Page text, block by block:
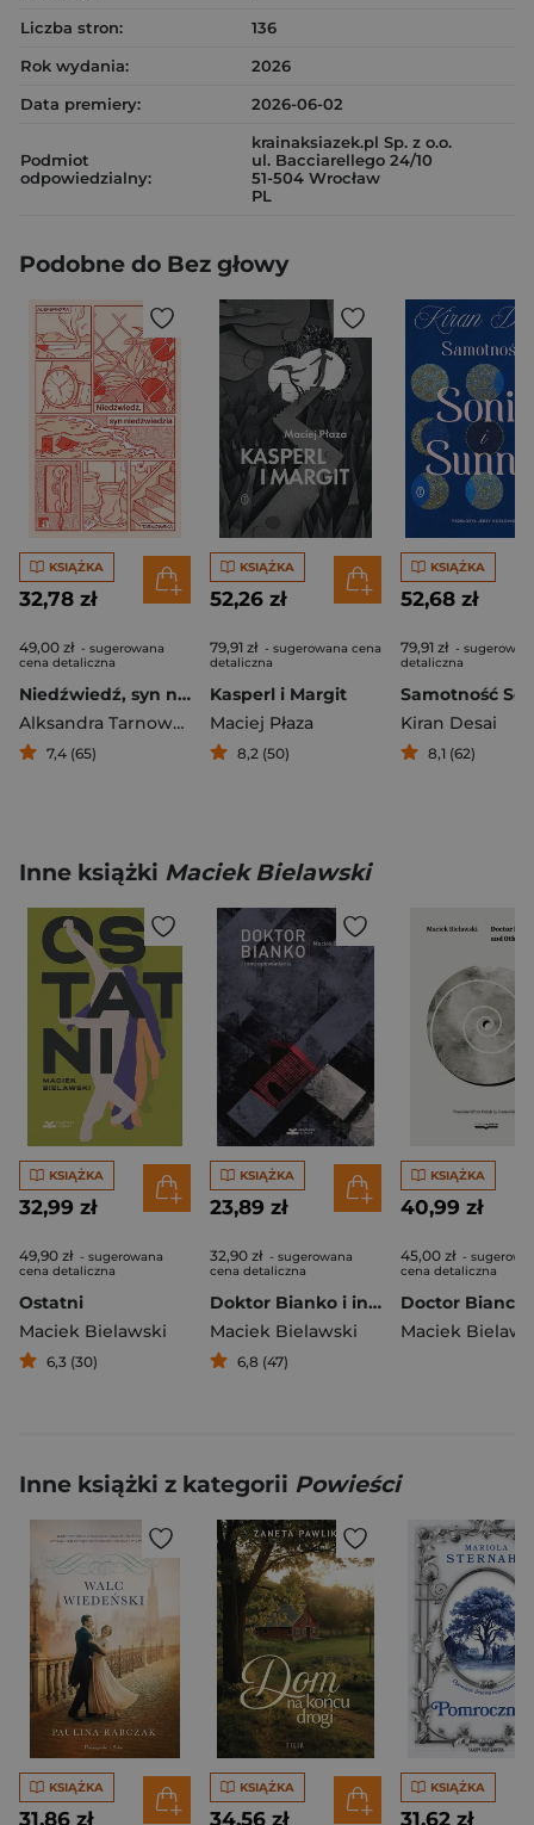
Liczba stron:
136
Rok wydania:
2026
Data premiery:
2026-06-02
Podmiot
odpowiedzialny:
krainaksiazek.pl Sp. z o.o.
ul. Bacciarellego 24/10
51-504 Wrocław
PL
Podobne do Bez głowy
KSIĄŻKA
32,78 zł
49,00 zł - sugerowana
cena detaliczna
Niedźwiedź, syn niedźwiedzia
Alksandra Tarnowska
7,4 (65)
KSIĄŻKA
52,26 zł
79,91 zł - sugerowana cena
detaliczna
Kasperl i Margit
Maciej Płaza
8,2 (50)
KSIĄŻKA
52,68 zł
79,91 zł -
detaliczna
Kiran Desai
8,1 (62)
Inne książki Maciek Bielawski
KSIĄŻKA
32,99 zł
49,90 zł - sugerowana
cena detaliczna
Ostatni
Maciek Bielawski
6,3 (30)
KSIĄŻKA
23,89 zł
32,90 zł - sugerowana
cena detaliczna
Doktor Bianko i inne opowiadania
Maciek Bielawski
6,8 (47)
KSIĄŻKA
40,99 zł
45,00 zł -
cena detaliczna
Maciek
Inne książki z kategorii Powieści
KSIĄŻKA
31,86 zł
KSIĄŻKA
34,56 zł
KSIĄŻKA
31,62 zł